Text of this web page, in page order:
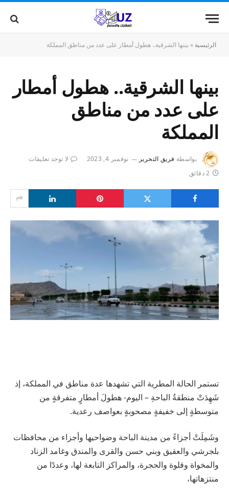
الرئيسية »بينها الشرقية.. هطول أمطار على عدد من مناطق المملكة
بينها الشرقية.. هطول أمطار
على عدد من مناطق
المملكة
بواسطة فريق التحرير نوفمبر 4, 2023
لا توجد تعليقات
2 دقائق
تستمر الحالة المطرية التي تشهدها عدة مناطق في المملكة، إذ
شَهِدَتْ منطقةُ الباحةِ – اليوم- هطولَ أمطارٍ متفرقةٍ من
متوسطةٍ إلى خفيفةٍ مصحوبةٍ بعواصف رعدية.
وشَمِلَتْ أجزاءً من مدينة الباحة وضواحيها وأجزاء من محافظات
بلجرشي والعقيق وبني حسن والقرى والمندق وغامد الزناد
والمخواة وقلوة والحجرة، والمراكز التابعة لها، وعددًا من
منتزهاتها،